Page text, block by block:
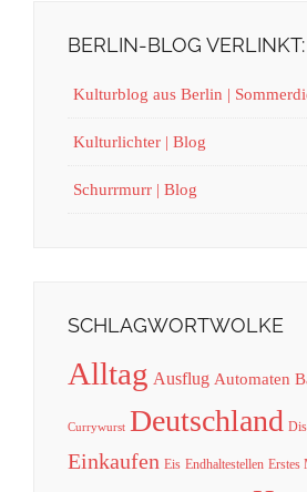
BERLIN-BLOG VERLINKT:
Kulturblog aus Berlin |
Kulturlichter | Blog
Schurrmurr | Blog
SCHLAGWORTWOLKE
Alltag Ausflug Automaten
Currywurst Deutschland
Einkaufen Eis Endhaltestellen Erstes